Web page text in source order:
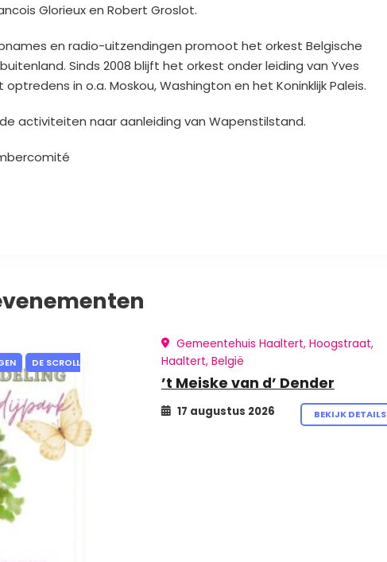
Glorieux en Robert Groslot.
en radio-uitzendingen promoot het orkest Belgische
Sinds 2008 blijft het orkest onder leiding van Yves
in o.a. Moskou, Washington en het Koninklijk Paleis.
activiteiten naar aanleiding van Wapenstilstand.
DE SCROLL
Gemeentehuis Haaltert, Hoogstraat,
Haaltert, België
’t Meiske van d’ Dender
17 augustus 2026 BEKIJK DETAILS